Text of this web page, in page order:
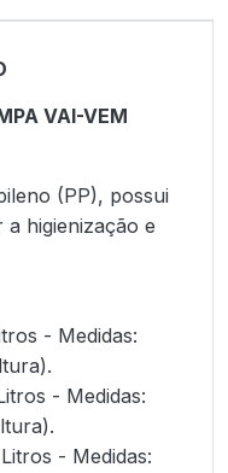
VAI-VEM
(PP), possui
higienização e
- Medidas:
- Medidas:
- Medidas: